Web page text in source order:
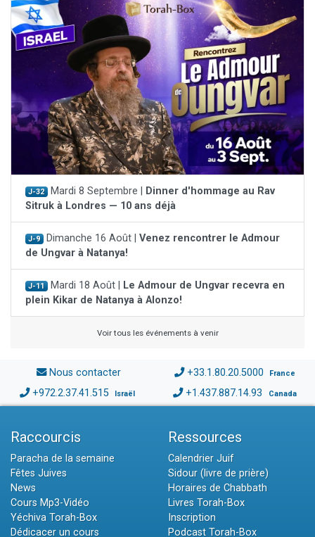
J-32 Mardi 8 Septembre |
Dinner d'hommage au Rav
Sitruk à Londres — 10 ans déjà
J-9 Dimanche 16 Août | Venez rencontrer le Admour
de Ungvar à Natanya!
J-11 Mardi 18 Août |
Le Admour de Ungvar recevra en
plein Kikar de Natanya à Alonzo!
Voir tous les événements à venir
Nous contacter +33.1.80.20.5000 France
+972.2.37.41.515 Israël +1.437.887.14.93 Canada
Raccourcis
Paracha de la semaine
Fêtes Juives
News
Cours Mp3-Vidéo
Yéchiva Torah-Box
Dédicacer un cours
Ressources
Calendrier Juif
Sidour (livre de prière)
Horaires de Chabbath
Livres Torah-Box
Inscription
Podcast Torah-Box